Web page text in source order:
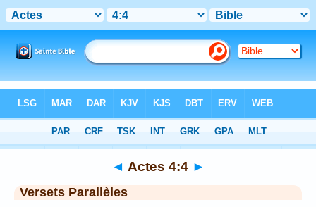
Chapitre 4> Verset 4
◄ Actes 4:4 ►
Versets Parallèles